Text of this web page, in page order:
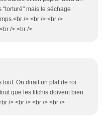
"torturé" mais le séchage
/> <br /> <br />
/> <br />
tout. On dirait un plat de roi.
que les litchis doivent bien
/> <br /> <br /> <br />